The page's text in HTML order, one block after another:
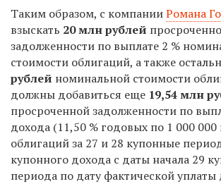
Таким образом, с компанииРомана
взыскать 20 млн рублей
задолженности по выплате 2 %
стоимости облигаций, а также
рублей номинальной стоимости
должны добавиться еще 19,54 млн
просроченной задолженности по
дохода (11,50 % годовых по 1 000 000
облигаций за 27 и 28 купонные
купонного дохода с даты начала 29
периода по дату фактической уплаты